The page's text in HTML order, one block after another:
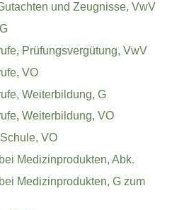
und Zeugnisse, VwV
Prüfungsvergütung, VwV
VO
Weiterbildung, G
Weiterbildung, VO
VO
Medizinprodukten, Abk.
Medizinprodukten, G zum